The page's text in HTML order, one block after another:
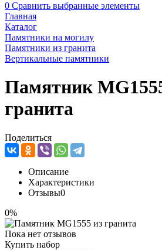
0 Сравнить выбранные элементы
Главная
Каталог
Памятники на могилу
Памятники из гранита
Вертикальные памятники
Памятник
гранита
Поделиться
Описание
Характеристики
Отзывы0
0%
Пока нет отзывов
Купить набор